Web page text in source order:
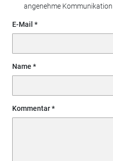
angenehme
E-Mail
Name
Kommentar